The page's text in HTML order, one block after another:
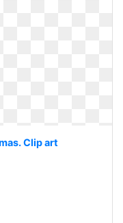
Clip art